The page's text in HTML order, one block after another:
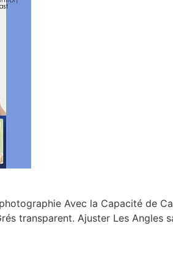
Avec la Capacité de
transparent. Ajuster Les Angles